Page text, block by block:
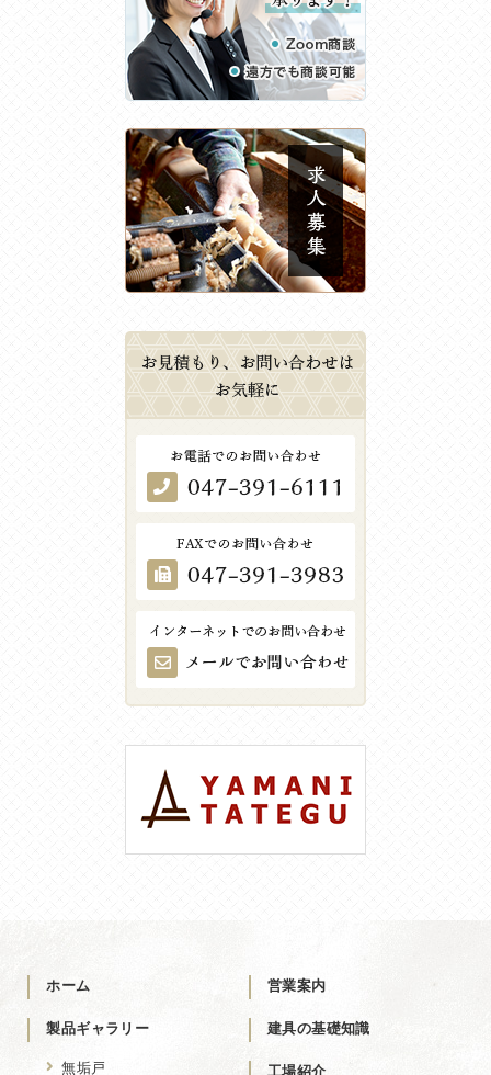
ホーム
製品ギャラリー
無垢戸
営業案内
建具の基礎知識
工場紹介